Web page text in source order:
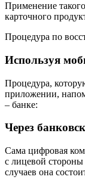
Применение
карточного
Процедура по
Используя
Процедура,
приложении,
– банке:
Через
Сама цифровая
с лицевой
случаев она